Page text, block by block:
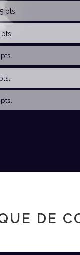
pts.
pts.
DE